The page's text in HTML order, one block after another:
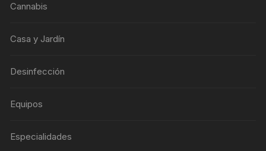
Cannabis
Casa y Jardín
Desinfección
Equipos
Especialidades